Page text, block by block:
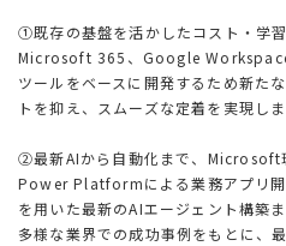
①既存の基盤を活かしたコスト・学
Microsoft 365、Google Workspace
ツールをベースに開発するため新た
トを抑え、スムーズな定着を実現しま
②最新AIから自動化まで、Microsoft
Power Platformによる業務アプリ
を用いた最新のAIエージェント構築ま
多様な業界での成功事例をもとに、